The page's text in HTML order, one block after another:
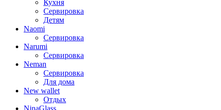
Кухня
Сервировка
Детям
Naomi
Сервировка
Narumi
Сервировка
Neman
Сервировка
Для дома
New wallet
Отдых